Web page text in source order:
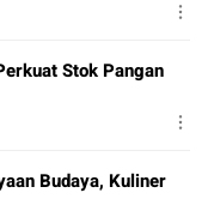
Stok Pangan
Budaya, Kuliner